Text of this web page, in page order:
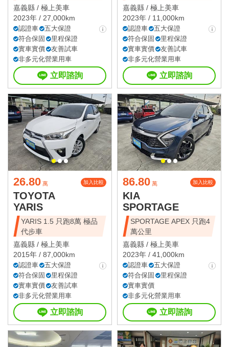
嘉義縣 / 極上美車
2023年 / 27,000km
認證車
五大保證
符合保固
里程保證
實車實價
友善試車
非多元化營業用車
立即諮詢
嘉義縣 / 極上美車
2023年 / 11,000km
認證車
五大保證
符合保固
里程保證
實車實價
友善試車
非多元化營業用車
立即諮詢
26.80 萬 加入比較
TOYOTA
YARIS
YARIS 1.5 只跑8萬 極品
代步車
嘉義縣 / 極上美車
2015年 / 87,000km
認證車
五大保證
符合保固
里程保證
實車實價
友善試車
非多元化營業用車
立即諮詢
86.80 萬 加入比較
KIA
SPORTAGE
SPORTAGE APEX 只跑4
萬公里
嘉義縣 / 極上美車
2023年 / 41,000km
認證車
五大保證
符合保固
里程保證
實車實價
非多元化營業用車
立即諮詢